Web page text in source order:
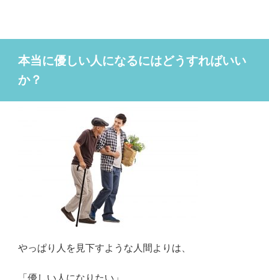
本当に優しい人になるにはどうすればいい
か？
やっぱり人を見下すような人間よりは、